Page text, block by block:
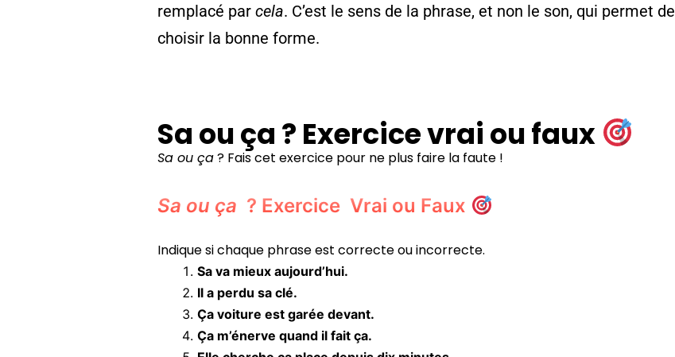
remplacé parcela. C’est le sens de la phrase, et non le son, qui permet de
choisir la bonne forme.
Sa ou ça ? Exercice vrai ou faux
Sa ou ça? Fais cet exercice pour ne plus faire la faute !
Sa ou ça ? Exercice Vrai ou Faux
Indique si chaque phrase est correcte ou incorrecte.
Sa va mieux aujourd’hui.
Il a perdu sa clé.
Ça voiture est garée devant.
Ça m’énerve quand il fait ça.